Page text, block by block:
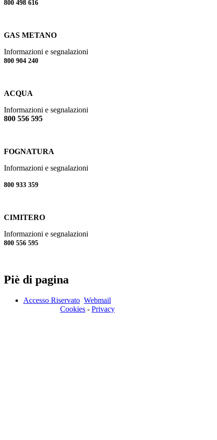
800 498 616
GAS METANO
Informazioni e segnalazioni
800 904 240
ACQUA
Informazioni e segnalazioni
800 556 595
FOGNATURA
Informazioni e segnalazioni
800 933 359
CIMITERO
Informazioni e segnalazioni
800 556 595
Piè di pagina
Accesso Riservato Webmail
Cookies - Privacy